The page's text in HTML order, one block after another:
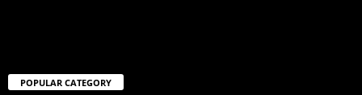
POPULAR CATEGORY